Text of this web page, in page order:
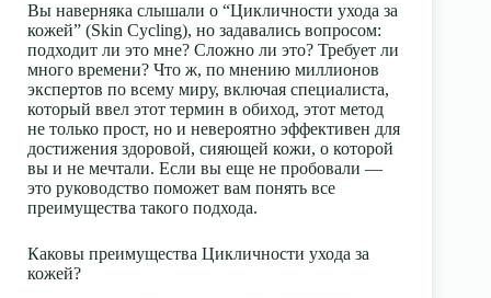
Вы наверняка слышали о “Цикличности ухода за
кожей” (Skin Cycling), но задавались вопросом:
подходит ли это мне? Сложно ли это? Требует ли
много времени? Что ж, по мнению миллионов
экспертов по всему миру, включая специалиста,
который ввел этот термин в обиход, этот метод
не только прост, но и невероятно эффективен для
достижения здоровой, сияющей кожи, о которой
вы и не мечтали. Если вы еще не пробовали —
это руководство поможет вам понять все
преимущества такого подхода.
Каковы преимущества Цикличности ухода за
кожей?